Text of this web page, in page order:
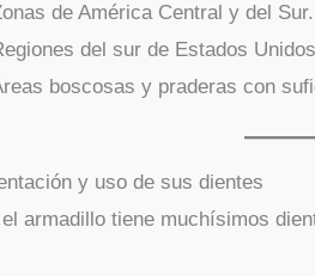
de América Central y del Sur.
del sur de Estados
boscosas y praderas con
y uso de sus dientes
armadillo tiene muchísimos